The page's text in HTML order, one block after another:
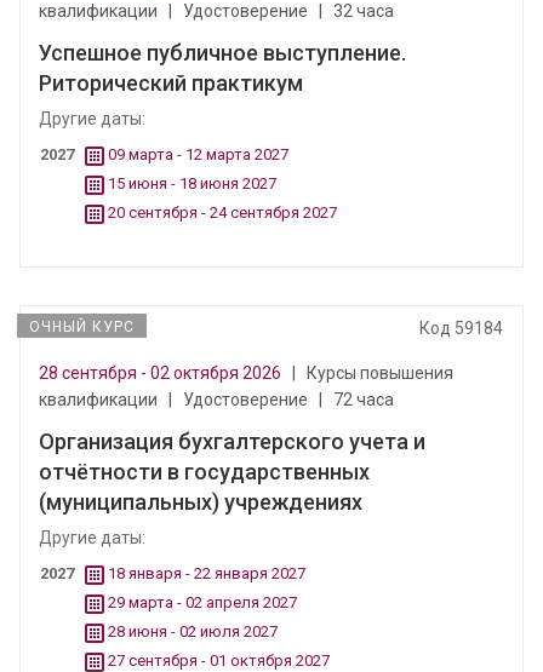
квалификации
Удостоверение 32 часа
Успешное публичное выступление.
Риторический практикум
Другие даты:
2027
09 марта - 12 марта 2027
15 июня - 18 июня 2027
20 сентября - 24 сентября 2027
ОЧНЫЙ КУРС Код 59184
28 сентября - 02 октября 2026
Курсы повышения
квалификации
Удостоверение 72 часа
Организация бухгалтерского учета и
отчётности в государственных
(муниципальных) учреждениях
Другие даты:
2027
18 января - 22 января 2027
29 марта - 02 апреля 2027
28 июня - 02 июля 2027
27 сентября - 01 октября 2027